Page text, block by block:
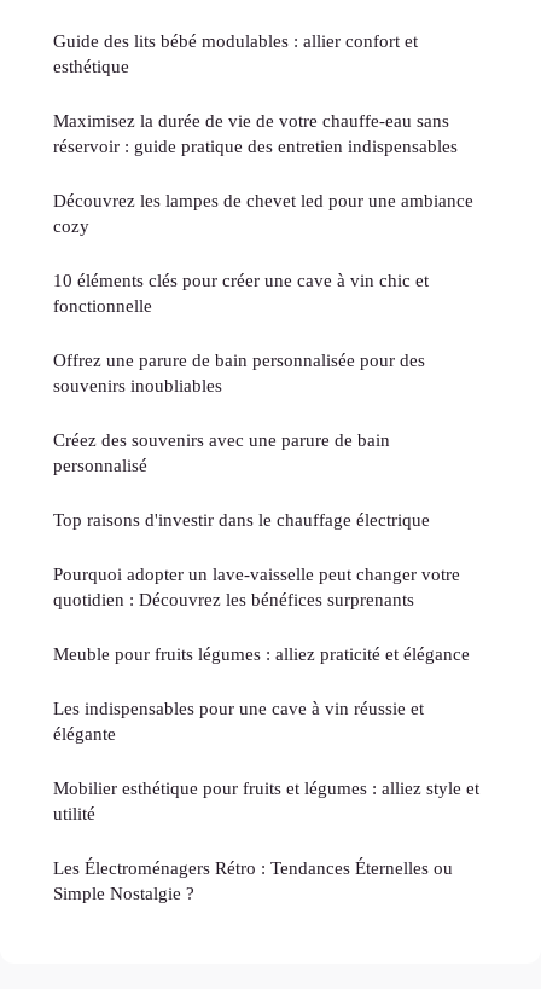
Guide des lits bébé modulables : allier confort et
esthétique
Maximisez la durée de vie de votre chauffe-eau sans
réservoir : guide pratique des entretien indispensables
Découvrez les lampes de chevet led pour une ambiance
cozy
10 éléments clés pour créer une cave à vin chic et
fonctionnelle
Offrez une parure de bain personnalisée pour des
souvenirs inoubliables
Créez des souvenirs avec une parure de bain
personnalisé
Top raisons d'investir dans le chauffage électrique
Pourquoi adopter un lave-vaisselle peut changer votre
quotidien : Découvrez les bénéfices surprenants
Meuble pour fruits légumes : alliez praticité et élégance
Les indispensables pour une cave à vin réussie et
élégante
Mobilier esthétique pour fruits et légumes : alliez style et
utilité
Les Électroménagers Rétro : Tendances Éternelles ou
Simple Nostalgie ?